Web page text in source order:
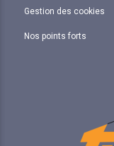
Gestion des cookies
Nos points forts